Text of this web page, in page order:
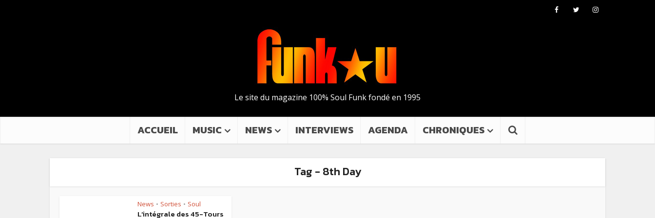
Le site du magazine 100% Soul Funk fondé en 1995
ACCUEIL MUSIC NEWS INTERVIEWS AGENDA CHRONIQUES
Tag - 8th Day
News • Sorties • Soul
L’intégrale des 45-Tours